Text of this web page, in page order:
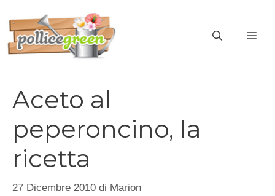
contenuto
Aceto al
peperoncino, la
ricetta
27 Dicembre 2010 di Marion